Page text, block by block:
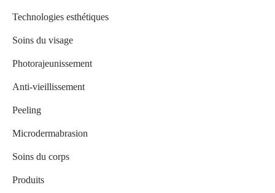
Technologies esthétiques
Soins du visage
Photorajeunissement
Anti-vieillissement
Peeling
Microdermabrasion
Soins du corps
Produits